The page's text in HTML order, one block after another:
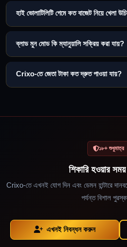
হাই ভোলাটিলিটি গেমে কত বাজেট নিয়ে খেলা
ব্লাড মুন মোড কি ম্যানুয়ালি সক্রিয় করা যায়?
Crixo-তে জেতা টাকা কত দ্রুত পাওয়া যায়?
১৮+ শুধুমাত্র
শিকারি হওয়ার
Crixo-তে এখনই যোগ দিন এবং ডেমন হান্টারে
পর্যন্ত বিশাল
এখনই নিবন্ধন করুন